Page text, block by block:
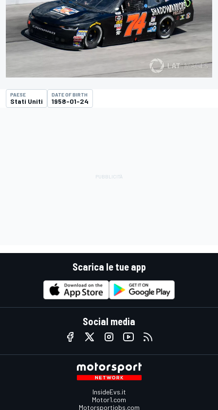
PAESE
Stati Uniti
DATE OF BIRTH
1958-01-24
Scarica le tue app
Social media
InsideEvs.it
Motor1.com
Motorsportjobs.com